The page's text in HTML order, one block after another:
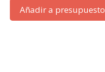
Añadir a presupuesto